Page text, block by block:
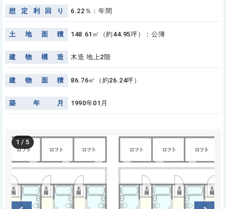
想 定 利 回 り 6.22％：年間
土 地 面 積 148.61㎡（約44.95坪）：公簿
建 物 構 造 木造 地上2階
建 物 面 積 86.76㎡（約26.24坪）
築 年 月 1990年01月
1 /5